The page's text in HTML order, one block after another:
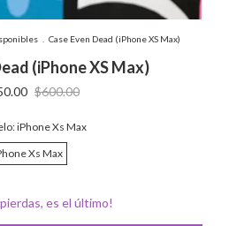
Case Even Dead (iPhone XS Max)
(iPhone XS Max)
$600.00
iPhone Xs Max
Xs Max
es el último!